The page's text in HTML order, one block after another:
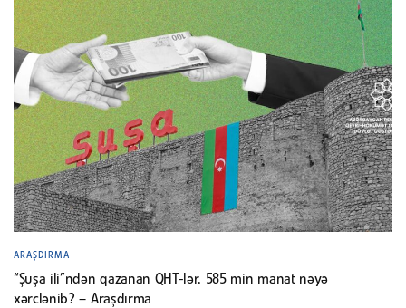
ARAŞDIRMA
“Şuşa ili”ndən qazanan QHT-lər. 585 min manat nəyə
xərclənib? – Araşdırma